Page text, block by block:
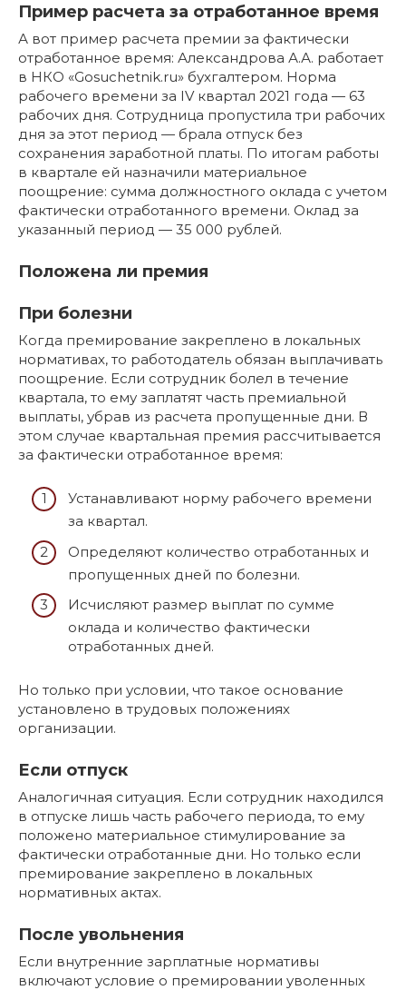
Пример расчета за отработанное время
А вот пример расчета премии за фактически
отработанное время: Александрова А.А. работает
в НКО «Gosuchetnik.ru» бухгалтером. Норма
рабочего времени за IV квартал 2021 года — 63
рабочих дня. Сотрудница пропустила три рабочих
дня за этот период — брала отпуск без
сохранения заработной платы. По итогам работы
в квартале ей назначили материальное
поощрение: сумма должностного оклада с учетом
фактически отработанного времени. Оклад за
указанный период — 35 000 рублей.
Положена ли премия
При болезни
Когда премирование закреплено в локальных
нормативах, то работодатель обязан выплачивать
поощрение. Если сотрудник болел в течение
квартала, то ему заплатят часть премиальной
выплаты, убрав из расчета пропущенные дни. В
этом случае квартальная премия рассчитывается
за фактически отработанное время:
Устанавливают норму рабочего времени
за квартал.
Определяют количество отработанных и
пропущенных дней по болезни.
Исчисляют размер выплат по сумме
оклада и количество фактически
отработанных дней.
Но только при условии, что такое основание
установлено в трудовых положениях
организации.
Если отпуск
Аналогичная ситуация. Если сотрудник находился
в отпуске лишь часть рабочего периода, то ему
положено материальное стимулирование за
фактически отработанные дни. Но только если
премирование закреплено в локальных
нормативных актах.
После увольнения
Если внутренние зарплатные нормативы
включают условие о премировании уволенных